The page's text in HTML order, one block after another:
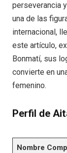
perseverancia
una de las
internacional,
este artículo,
Bonmatí, sus
convierte en
femenino.
Perfil de
Nombre